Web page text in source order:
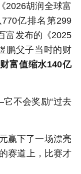
2026胡润全球富
亿排名第299
富发布的《2025
鹏父子当时的财
富值缩水140亿
不会奖励“过去
赢下了一场漂亮
赛道上，比赛才